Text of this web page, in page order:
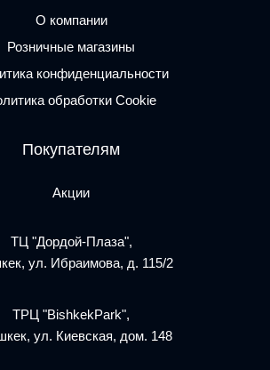
О компании
Розничные магазины
конфиденциальности
обработки Cookie
Покупателям
Акции
ТЦ "Дордой-Плаза",
ул. Ибраимова, д. 115/2
ТРЦ "BishkekPark",
ул. Киевская, дом. 148